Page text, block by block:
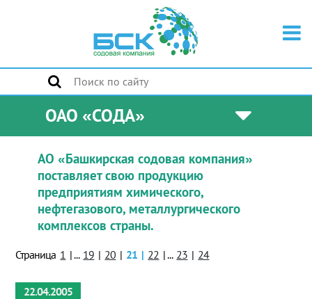
ОАО «СОДА»
АО «Башкирская содовая компания»
поставляет свою продукцию
предприятиям химического,
нефтегазового, металлургического
комплексов страны.
Страница 1 | ... 19 | 20 | 21 | 22 | ... 23 | 24
22.04.2005